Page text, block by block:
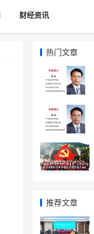
财经资讯
热门文章
推荐文章